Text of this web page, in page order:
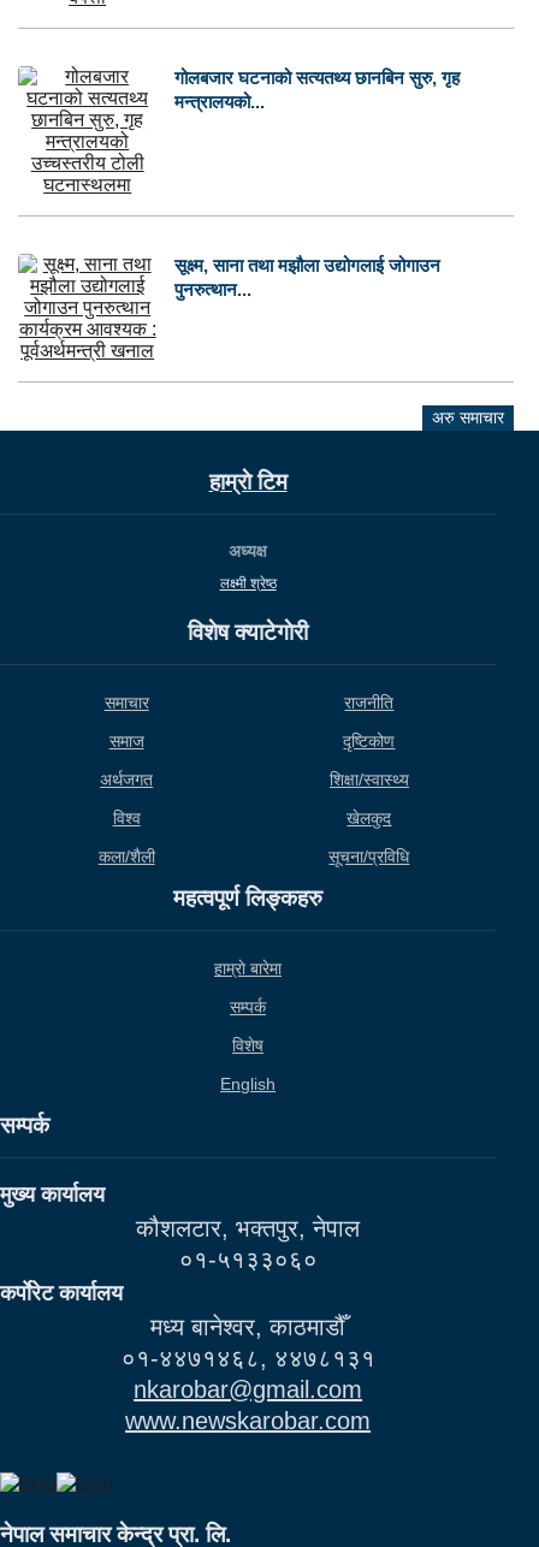
गोलबजार घटनाको सत्यतथ्य छानबिन सुरु, गृह
मन्त्रालयको...
सूक्ष्म, साना तथा मझौला उद्योगलाई जोगाउन
पुनरुत्थान...
अरु समाचार
हाम्राे टिम
अध्यक्ष
लक्ष्मी श्रेष्ठ
विशेष क्याटेगाेरी
समाचार
राजनीति
समाज
दृष्टिकोण
अर्थजगत
शिक्षा/स्वास्थ्य
विश्व
खेलकुद
कला/शैली
सूचना/प्रविधि
महत्वपूर्ण लिङ्कहरु
हाम्राे बारेमा
सम्पर्क
विशेष
English
सम्पर्क
मुख्य कार्यालय
कौशलटार, भक्तपुर, नेपाल
०१-५१३३०६०
कर्पाेरेट कार्यालय
मध्य बानेश्वर, काठमाडौँ
०१-४४७१४६८, ४४७८१३१
nkarobar@gmail.com
www.newskarobar.com
नेपाल समाचार केन्द्र प्रा. लि.